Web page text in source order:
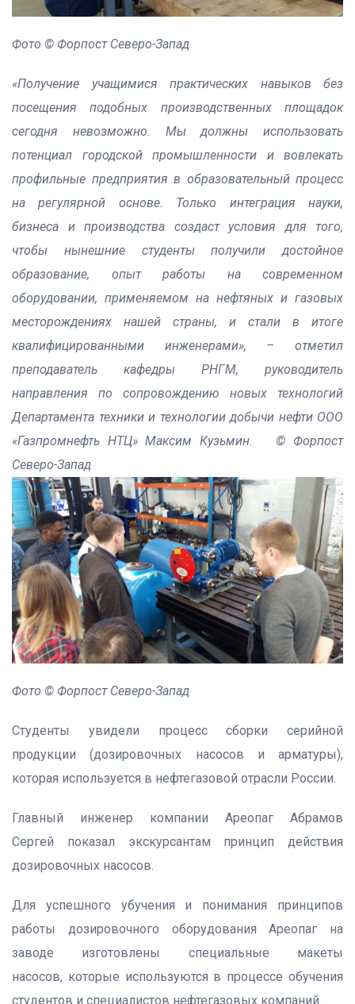
Фото © Форпост Северо-Запад
«Получение учащимися практических навыков без
посещения подобных производственных площадок
сегодня невозможно. Мы должны использовать
потенциал городской промышленности и вовлекать
профильные предприятия в образовательный процесс
на регулярной основе. Только интеграция науки,
бизнеса и производства создаст условия для того,
чтобы нынешние студенты получили достойное
образование, опыт работы на современном
оборудовании, применяемом на нефтяных и газовых
месторождениях нашей страны, и стали в итоге
квалифицированными инженерами», – отметил
преподаватель кафедры РНГМ, руководитель
направления по сопровождению новых технологий
Департамента техники и технологии добычи нефти ООО
«Газпромнефть НТЦ» Максим Кузьмин. © Форпост
Северо-Запад
Фото © Форпост Северо-Запад
Студенты увидели процесс сборки серийной
продукции (дозировочных насосов и арматуры),
которая используется в нефтегазовой отрасли России.
Главный инженер компании Ареопаг Абрамов
Сергей показал экскурсантам принцип действия
дозировочных насосов.
Для успешного убучения и понимания принципов
работы дозировочного оборудования Ареопаг на
заводе изготовлены специальные макеты
насосов, которые используются в процессе обучения
студентов и специалистов нефтегазовых компаний.